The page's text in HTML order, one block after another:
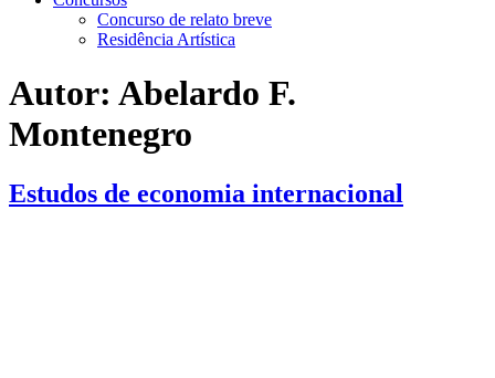
Concurso de relato breve
Residência Artística
Autor: Abelardo F.
Montenegro
Estudos de economia internacional